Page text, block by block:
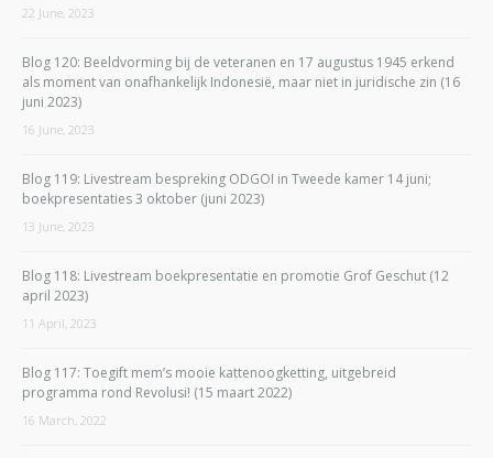
22 June, 2023
Blog 120: Beeldvorming bij de veteranen en 17 augustus 1945 erkend
als moment van onafhankelijk Indonesië, maar niet in juridische zin (16
juni 2023)
16 June, 2023
Blog 119: Livestream bespreking ODGOI in Tweede kamer 14 juni;
boekpresentaties 3 oktober (juni 2023)
13 June, 2023
Blog 118: Livestream boekpresentatie en promotie Grof Geschut (12
april 2023)
11 April, 2023
Blog 117: Toegift mem’s mooie kattenoogketting, uitgebreid
programma rond Revolusi! (15 maart 2022)
16 March, 2022